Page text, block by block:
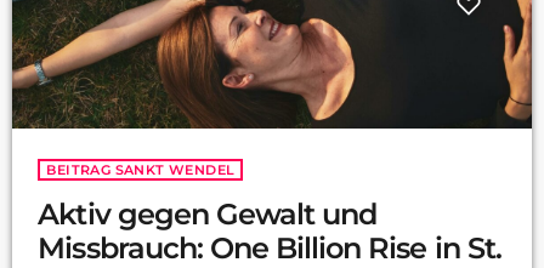
BEITRAG SANKT WENDEL
Aktiv gegen Gewalt und
Missbrauch: One Billion Rise in St.